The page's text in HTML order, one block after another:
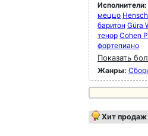
Исполнители:
меццо
баритон Güra
тенор Cohen
фортепиано
Показать
Жанры:
Хит продаж